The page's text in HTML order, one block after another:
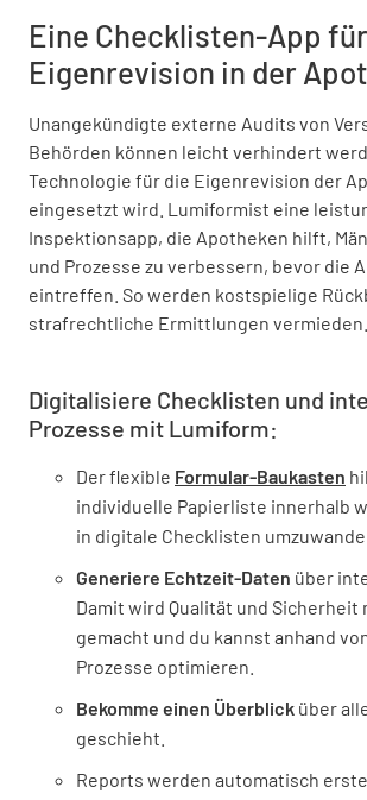
Eine Checklisten-App
Eigenrevision in der
Unangekündigte externe Audits von
Behörden können leicht verhindert
Technologie für die Eigenrevision der
eingesetzt wird. Lumiformist eine
Inspektionsapp, die Apotheken hilft,
und Prozesse zu verbessern, bevor die
eintreffen. So werden kostspielige
strafrechtliche Ermittlungen vermieden.
Digitalisiere Checklisten und
Prozesse mit Lumiform:
Der flexible Formular-Baukasten
individuelle Papierliste innerhalb
in digitale Checklisten
Generiere Echtzeit-Daten über
Damit wird Qualität und Sicherheit
gemacht und du kannst anhand
Prozesse optimieren.
Bekomme einen Überblick über
geschieht.
Reports werden automatisch